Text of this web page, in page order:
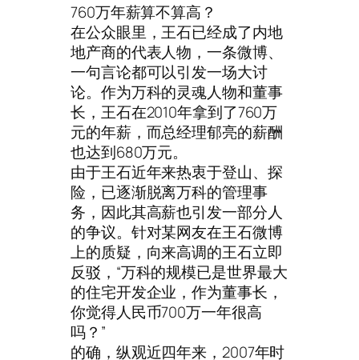
760万年薪算不算高？
在公众眼里，王石已经成了内地
地产商的代表人物，一条微博、
一句言论都可以引发一场大讨
论。作为万科的灵魂人物和董事
长，王石在2010年拿到了760万
元的年薪，而总经理郁亮的薪酬
也达到680万元。
由于王石近年来热衷于登山、探
险，已逐渐脱离万科的管理事
务，因此其高薪也引发一部分人
的争议。针对某网友在王石微博
上的质疑，向来高调的王石立即
反驳，“万科的规模已是世界最大
的住宅开发企业，作为董事长，
你觉得人民币700万一年很高
吗？”
的确，纵观近四年来，2007年时